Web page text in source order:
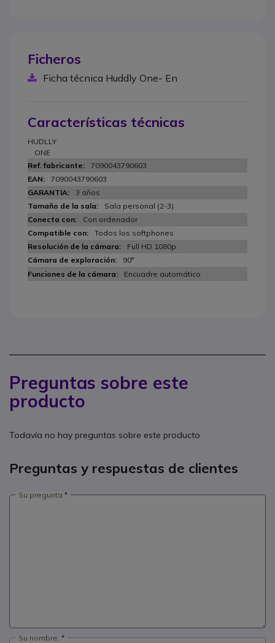
Ficheros
Ficha técnica Huddly One- En
Características técnicas
HUDLLY
ONE
7090043790603
7090043790603
3 años
Sala personal (2-3)
Con ordenador
Todos los softphones
Full HD 1080p
90°
Encuadre automático
Preguntas sobre este
producto
Todavía no hay preguntas sobre este producto
Preguntas y respuestas de clientes
Su pregunta
Su nombre: